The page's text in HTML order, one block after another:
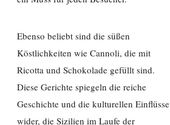
Ebenso beliebt sind die süßen
Köstlichkeiten wie Cannoli, die mit
Ricotta und Schokolade gefüllt sind.
Diese Gerichte spiegeln die reiche
Geschichte und die kulturellen Einflüsse
wider, die Sizilien im Laufe der